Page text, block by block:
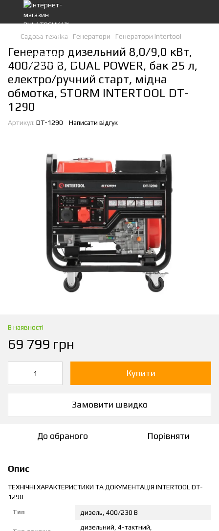
Садова техніка Генератори Генератори Intertool
Генератор дизельний 8,0/9,0 кВт,
400/230 В, DUAL POWER, бак 25 л,
електро/ручний старт, мідна
обмотка, STORM INTERTOOL DT-
1290
Артикул: DT-1290 Написати відгук
В наявності
69 799 грн
Купити
Замовити швидко
До обраного Порівняти
Опис
ТЕХНІЧНІ ХАРАКТЕРИСТИКИ ТА ДОКУМЕНТАЦІЯ INTERTOOL DT-
1290
Тип дизель, 400/230 В
дизельний, 4-тактний,